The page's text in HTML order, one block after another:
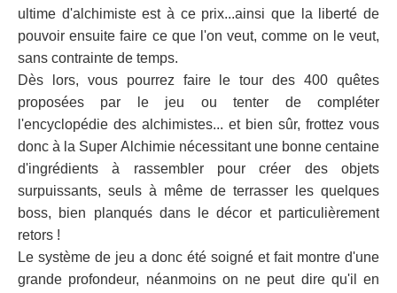
ultime d'alchimiste est à ce prix...ainsi que la liberté de
pouvoir ensuite faire ce que l'on veut, comme on le veut,
sans contrainte de temps.
Dès lors, vous pourrez faire le tour des 400 quêtes
proposées par le jeu ou tenter de compléter
l'encyclopédie des alchimistes... et bien sûr, frottez vous
donc à la Super Alchimie nécessitant une bonne centaine
d'ingrédients à rassembler pour créer des objets
surpuissants, seuls à même de terrasser les quelques
boss, bien planqués dans le décor et particulièrement
retors !
Le système de jeu a donc été soigné et fait montre d'une
grande profondeur, néanmoins on ne peut dire qu'il en